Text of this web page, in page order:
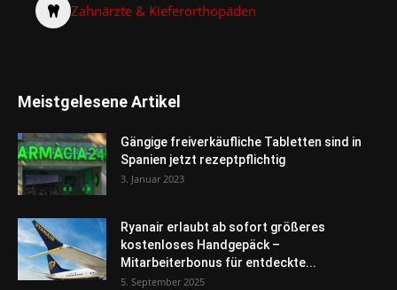
Zahnärzte & Kieferorthopäden
Meistgelesene Artikel
Gängige freiverkäufliche Tabletten sind in
Spanien jetzt rezeptpflichtig
3. Januar 2023
Ryanair erlaubt ab sofort größeres
kostenloses Handgepäck –
Mitarbeiterbonus für entdeckte...
5. September 2025